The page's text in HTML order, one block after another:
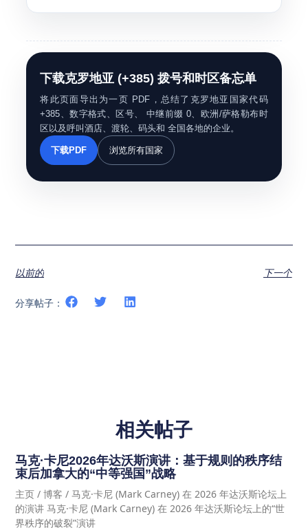
下载克罗地亚 (+385) 拨号和时区备忘单
将此页面导出为一页 PDF，总结了克罗地亚国家代码
+385、数字格式、区号、 中继前缀 0、欧洲/萨格勒布时
区以及呼叫酒店、渡轮、码头和 全国各地的企业。
下载PDF 浏览所有国家
以前的 下一个
分享帖子：
相关帖子
马克·卡尼2026年达沃斯演讲：基于规则的秩序结
束后加拿大的“中等强国”战略
主页 / 博客 / 马克·卡尼 (Mark Carney) 在 2026 年达沃斯论坛上
的演讲 马克·卡尼 (Mark Carney) 在 2026 年达沃斯论坛上的“世
界秩序的破裂”演讲